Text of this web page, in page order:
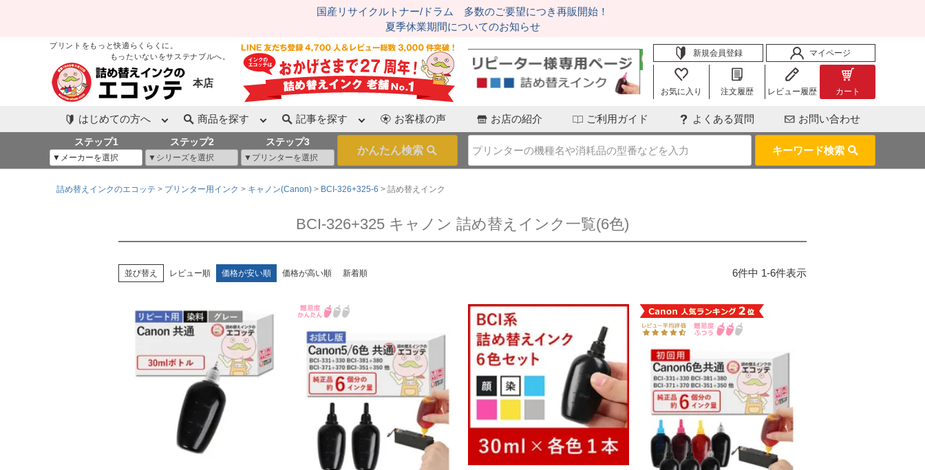
国産リサイクルトナー/ドラム 多数のご要望につき再販開始！
夏季休業期間についてのお知らせ
プリントをもっと快適らくらくに。
もったいないをサステナブルへ。
本店
新規会員登録 マイページ
お気に入り 注文履歴 レビュー履歴 カート
はじめての方へ 商品を探す 記事を探す お客様の声 お店の紹介 ご利用ガイド よくある質問 お問い合わせ
ステップ1 ステップ2 ステップ3
キーワード検索
詰め替えインクのエコッテ プリンター用インク キャノン(Canon) BCI-326+325-6 詰め替えインク
BCI-326+325 キャノン 詰め替えインク一覧(6色)
並び替え レビュー順 価格が安い順 価格が高い順 新着順 6件中 1-6件表示